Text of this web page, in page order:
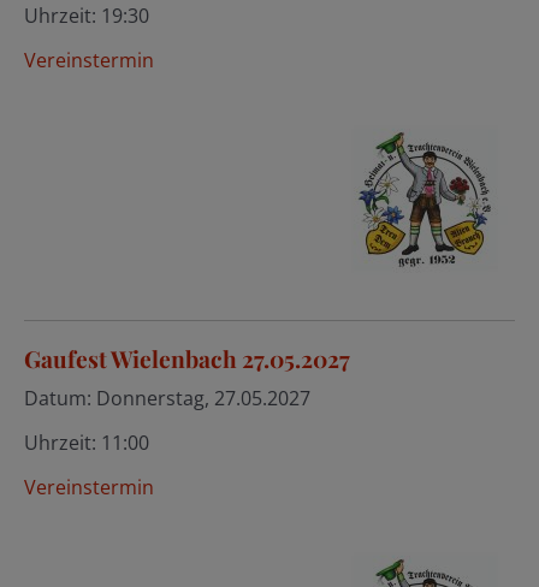
Uhrzeit: 19:30
Vereinstermin
Gaufest Wielenbach 27.05.2027
Datum: Donnerstag, 27.05.2027
Uhrzeit: 11:00
Vereinstermin